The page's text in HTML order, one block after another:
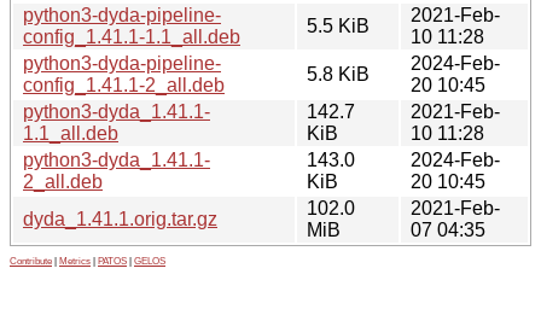
python3-dyda-pipeline-
config_1.41.1-1.1_all.deb
5.5 KiB
2021-Feb-
10 11:28
python3-dyda-pipeline-
config_1.41.1-2_all.deb
5.8 KiB
2024-Feb-
20 10:45
python3-dyda_1.41.1-
1.1_all.deb
142.7
KiB
2021-Feb-
10 11:28
python3-dyda_1.41.1-
2_all.deb
143.0
KiB
2024-Feb-
20 10:45
dyda_1.41.1.orig.tar.gz
102.0
MiB
2021-Feb-
07 04:35
Contribute Metrics PATOS GELOS